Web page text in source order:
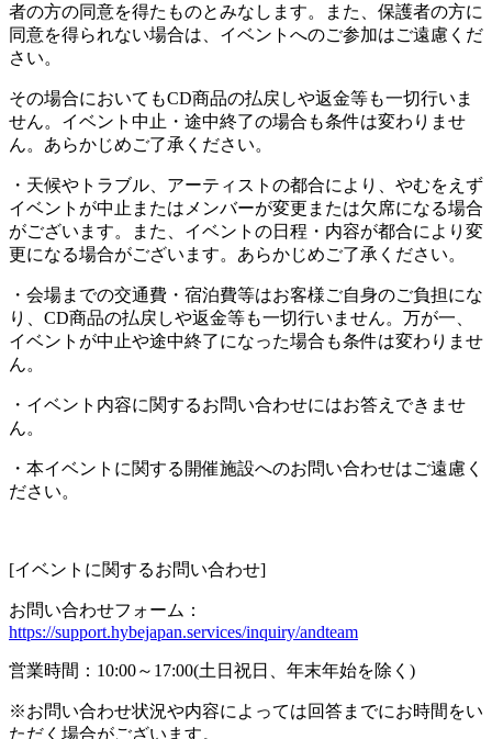
者の方の同意を得たものとみなします。また、保護者の方に
同意を得られない場合は、イベントへのご参加はご遠慮くだ
さい。
その場合においてもCD商品の払戻しや返金等も一切行いま
せん。イベント中止・途中終了の場合も条件は変わりませ
ん。あらかじめご了承ください。
・天候やトラブル、アーティストの都合により、やむをえず
イベントが中止またはメンバーが変更または欠席になる場合
がございます。また、イベントの日程・内容が都合により変
更になる場合がございます。あらかじめご了承ください。
・会場までの交通費・宿泊費等はお客様ご自身のご負担にな
り、CD商品の払戻しや返金等も一切行いません。万が一、
イベントが中止や途中終了になった場合も条件は変わりませ
ん。
・イベント内容に関するお問い合わせにはお答えできませ
ん。
・本イベントに関する開催施設へのお問い合わせはご遠慮く
ださい。
[イベントに関するお問い合わせ]
お問い合わせフォーム：
https://support.hybejapan.services/inquiry/andteam
営業時間：10:00～17:00(土日祝日、年末年始を除く)
※お問い合わせ状況や内容によっては回答までにお時間をい
ただく場合がございます。